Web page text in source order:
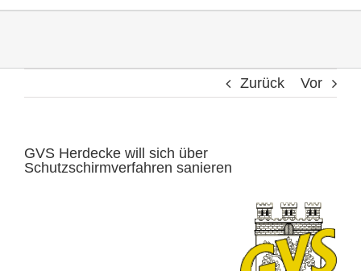
Zurück Vor
GVS Herdecke will sich über
Schutzschirmverfahren sanieren